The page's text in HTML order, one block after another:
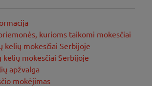
kurioms taikomi mokesčiai
kelių mokesčiai Serbijoje
mokesčiai Serbijoje
apžvalga
mokėjimas